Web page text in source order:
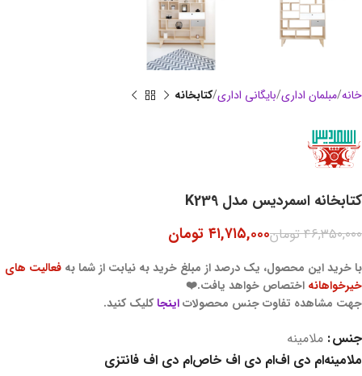
خانه مبلمان اداری بایگانی اداری کتابخانه
کتابخانه اسمردیس مدل K239
۴۶,۳۵۰,۰۰۰تومان۴۱,۷۱۵,۰۰۰ تومان
با خرید این محصول، یک درصد از مبلغ خرید به نیابت از شما به فعالیت های
خیرخواهانه اختصاص خواهد یافت.❤️
جهت مشاهده تفاوت جنس محصولاتاینجا کلیک کنید.
جنس ملامینه
ملامینهام دی افام دی اف خاصام دی اف فانتزی